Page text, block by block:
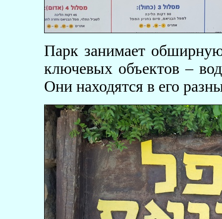
Парк занимает
ключевых объектов –
Они находятся в его